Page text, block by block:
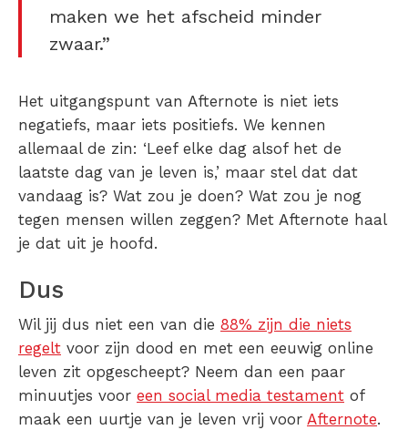
maken we het afscheid minder
zwaar.”
Het uitgangspunt van Afternote is niet iets
negatiefs, maar iets positiefs. We kennen
allemaal de zin: ‘Leef elke dag alsof het de
laatste dag van je leven is,’ maar stel dat dat
vandaag is? Wat zou je doen? Wat zou je nog
tegen mensen willen zeggen? Met Afternote haal
je dat uit je hoofd.
Dus
Wil jij dus niet een van die 88% zijn die niets
regelt voor zijn dood en met een eeuwig online
leven zit opgescheept? Neem dan een paar
minuutjes voor een social media testament of
maak een uurtje van je leven vrij voor Afternote.